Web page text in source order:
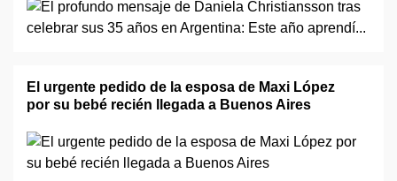
El urgente pedido de la esposa de Maxi López
por su bebé recién llegada a Buenos Aires